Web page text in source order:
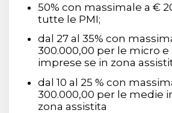
50% con massimale a €
tutte le PMI;
dal 27 al 35% con
300.000,00 per le micro
imprese se in zona
dal 10 al 25 % con
300.000,00 per le medie
zona assistita